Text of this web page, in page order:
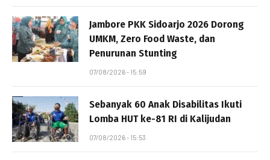
Jambore PKK Sidoarjo 2026 Dorong
UMKM, Zero Food Waste, dan
Penurunan Stunting
07/08/2026 - 15:59
Sebanyak 60 Anak Disabilitas Ikuti
Lomba HUT ke-81 RI di Kalijudan
07/08/2026 - 15:53